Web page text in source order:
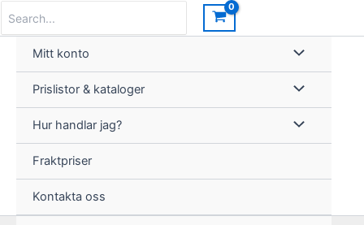
innehåll
for:
Mitt konto
Prislistor & kataloger
Hur handlar jag?
Fraktpriser
Kontakta oss